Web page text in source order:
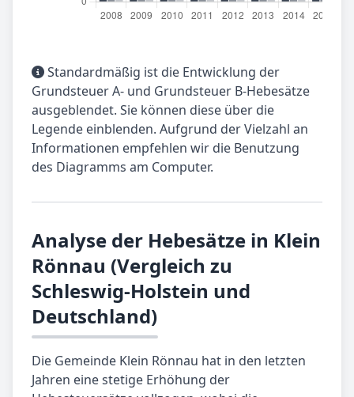
Standardmäßig ist die Entwicklung der
Grundsteuer A- und Grundsteuer B-Hebesätze
ausgeblendet. Sie können diese über die
Legende einblenden. Aufgrund der Vielzahl an
Informationen empfehlen wir die Benutzung
des Diagramms am Computer.
Analyse der Hebesätze in Klein
Rönnau (Vergleich zu
Schleswig-Holstein und
Deutschland)
Die Gemeinde Klein Rönnau hat in den letzten
Jahren eine stetige Erhöhung der